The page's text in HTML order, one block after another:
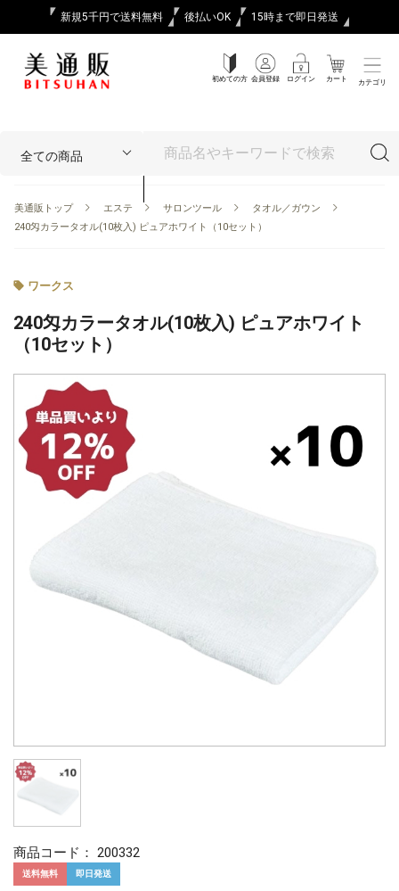
新規5千円で送料無料 後払いOK 15時まで即日発送
初めての方 会員登録 ログイン カート カテゴリ
美通販トップ エステ サロンツール
タオル／ガウン
240匁カラータオル(10枚入) ピュアホワイト（10セット）
ワークス
240匁カラータオル(10枚入) ピュアホワイト
（10セット）
商品コード： 200332
送料無料 即日発送